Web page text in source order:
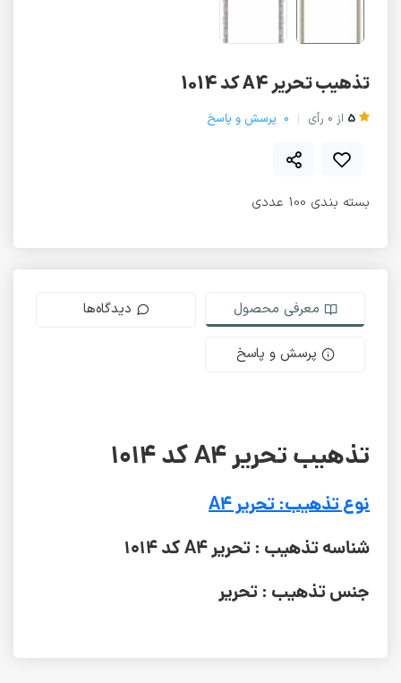
تذهیب تحریر A4 کد 1014
5 از 0 رأی 0 پرسش و پاسخ
بسته بندی 100 عددی
معرفی محصول دیدگاه‌ها
پرسش و پاسخ
تذهیب تحریر A4 کد 1014
نوع تذهیب: تحریر A4
شناسه تذهیب : تحریر A4 کد 1014
جنس تذهیب : تحریر